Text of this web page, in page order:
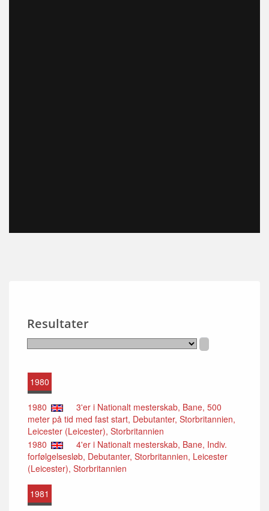
Resultater
1980
1980
3'er i Nationalt mesterskab, Bane, 500
meter på tid med fast start, Debutanter, Storbritannien,
Leicester (Leicester), Storbritannien
1980
4'er i Nationalt mesterskab, Bane, Indiv.
forfølgelsesløb, Debutanter, Storbritannien, Leicester
(Leicester), Storbritannien
1981